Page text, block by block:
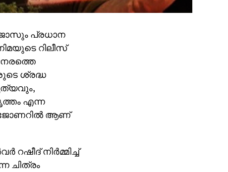
പ്രധാന
റിലീസ്
ശ്രദ്ധ
എന്ന
ജോണറിൽ ആണ്
നിർമ്മിച്ച്
ചിത്രം